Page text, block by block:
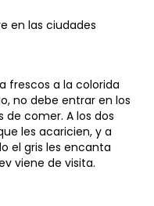
en las ciudades
frescos a la colorida
no debe entrar en los
de comer. A los dos
les acaricien, y a
el gris les encanta
viene de visita.